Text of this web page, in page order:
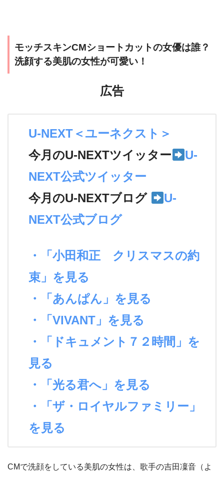
モッチスキンCMショートカットの女優は誰？
洗顔する美肌の女性が可愛い！
広告
U-NEXT＜ユーネクスト＞
今月のU-NEXTツイッター
U-
NEXT公式ツイッター
今月のU-NEXTブログ
U-
NEXT公式ブログ
・「小田和正 クリスマスの約
束」を見る
・「あんぱん」を見る
・「VIVANT」を見る
・「ドキュメント７２時間」を
見る
・「光る君へ」を見る
・「ザ・ロイヤルファミリー」
を見る
CMで洗顔をしている美肌の女性は、歌手の吉田凜音（よ